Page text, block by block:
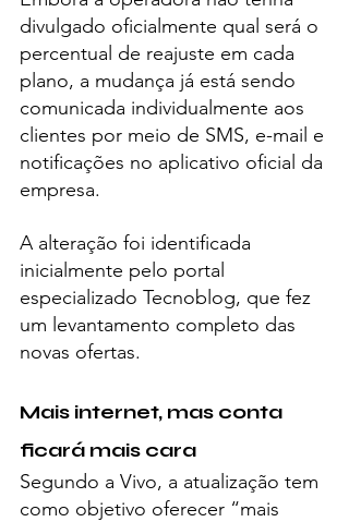
divulgado oficialmente qual será o
percentual de reajuste em cada
plano, a mudança já está sendo
comunicada individualmente aos
clientes por meio de SMS, e-mail e
notificações no aplicativo oficial da
empresa.
A alteração foi identificada
inicialmente pelo portal
especializado Tecnoblog, que fez
um levantamento completo das
novas ofertas.
Mais internet, mas conta
ficará mais cara
Segundo a Vivo, a atualização tem
como objetivo oferecer “mais